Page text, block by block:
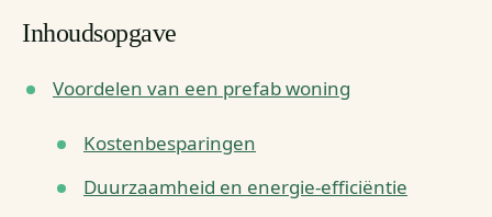
Inhoudsopgave
Voordelen van een prefab woning
Kostenbesparingen
Duurzaamheid en energie-efficiëntie